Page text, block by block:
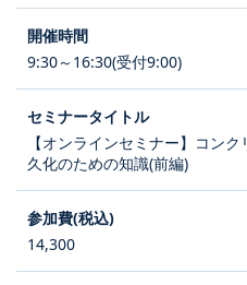
9:30～16:30(受付9:00)
【オンラインセミナー】コン
久化のための知識(前編)
14,300